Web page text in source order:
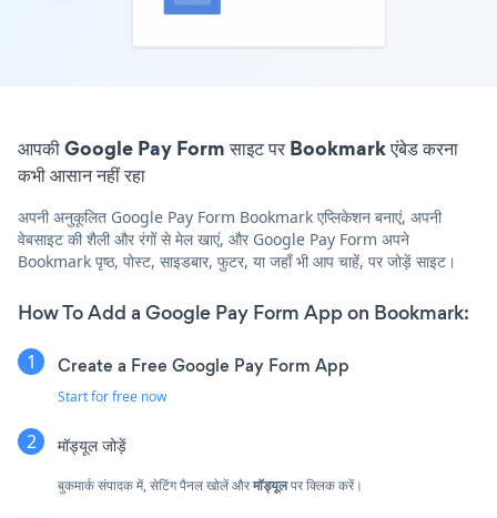
आपकी Google Pay Form साइट पर Bookmark एंबेड करना
कभी आसान नहीं रहा
अपनी अनुकूलित Google Pay Form Bookmark एप्लिकेशन बनाएं, अपनी
वेबसाइट की शैली और रंगों से मेल खाएं, और Google Pay Form अपने
Bookmark पृष्ठ, पोस्ट, साइडबार, फुटर, या जहाँ भी आप चाहें, पर जोड़ें साइट।
How To Add a Google Pay Form App on Bookmark:
Create a Free Google Pay Form App
Start for free now
मॉड्यूल जोड़ें
बुकमार्क संपादक में, सेटिंग पैनल खोलें औरमॉड्यूलपर क्लिक करें।